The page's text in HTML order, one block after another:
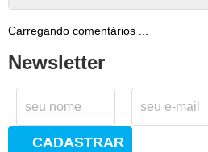
Carregando comentários ...
Newsletter
CADASTRAR